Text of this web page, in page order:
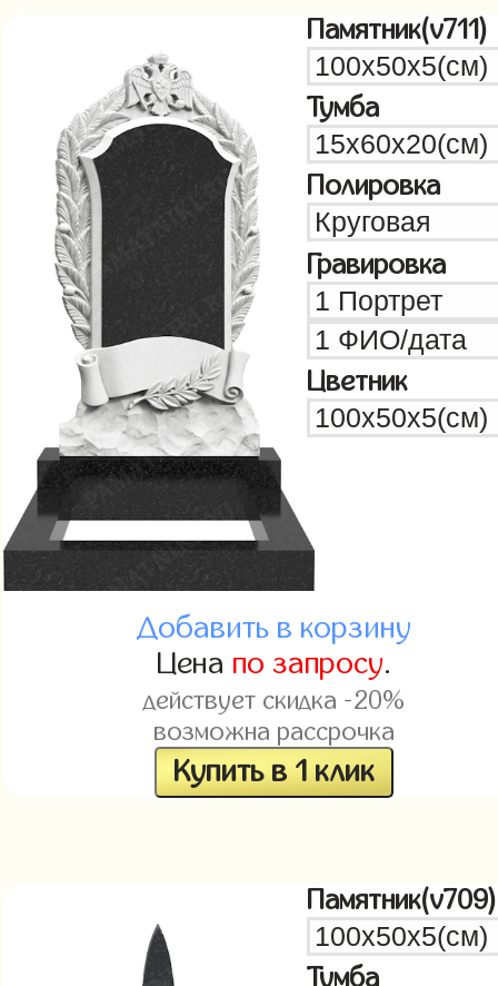
Памятник(v711)
Тумба
Полировка
Гравировка
Цветник
Добавить в корзину
Цена по запросу.
действует скидка -20%
возможна рассрочка
Купить в 1 клик
Памятник(v709)
Тумба